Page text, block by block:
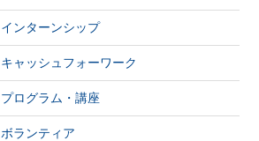
インターンシップ
キャッシュフォーワーク
プログラム・講座
ボランティア